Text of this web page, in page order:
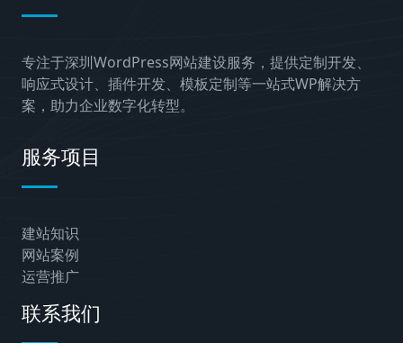
专注于深圳WordPress网站建设服务，提供定制开发、
响应式设计、插件开发、模板定制等一站式WP解决方
案，助力企业数字化转型。
服务项目
建站知识
网站案例
运营推广
联系我们